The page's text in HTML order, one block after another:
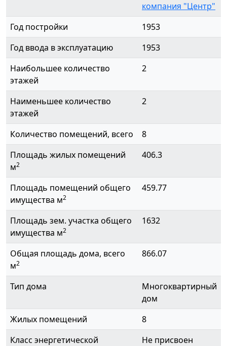
компания "Центр"
Год постройки
1953
Год ввода в эксплуатацию
1953
Наибольшее количество
этажей
2
Наименьшее количество
этажей
2
Количество помещений, всего
8
Площадь жилых помещений
м2
406.3
Площадь помещений общего
имущества м2
459.77
Площадь зем. участка общего
имущества м2
1632
Общая площадь дома, всего
м2
866.07
Тип дома
Многоквартирный
дом
Жилых помещений
8
Класс энергетической
Не присвоен